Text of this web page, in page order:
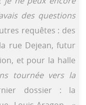
des questions
requêtes : des
rue Dejean, futur
et pour la halle
tournée vers la
dossier : la